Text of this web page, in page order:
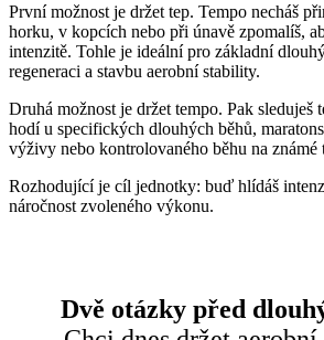
První možnost je držet tep. Tempo necháš
horku, v kopcích nebo při únavě zpomalíš,
intenzitě. Tohle je ideální pro základní
regeneraci a stavbu aerobní stability.
Druhá možnost je držet tempo. Pak sleduješ
hodí u specifických dlouhých běhů,
výživy nebo kontrolovaného běhu na známé
Rozhodující je cíl jednotky: buď hlídáš
náročnost zvoleného výkonu.
Dvě otázky před